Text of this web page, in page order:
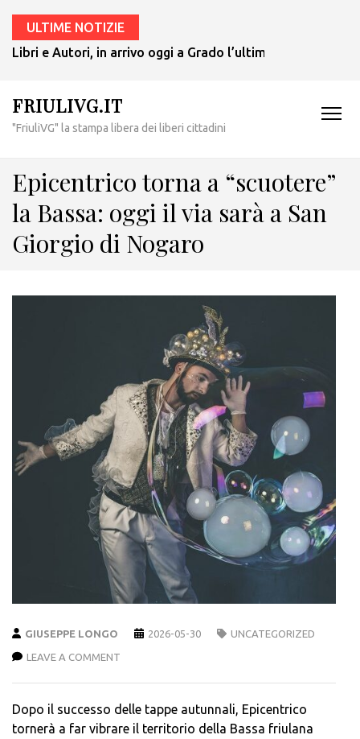
ULTIME NOTIZIE
Libri e Autori, in arrivo oggi a Grado l’ultimo giallo di
FRIULIVG.IT
"FriuliVG" la stampa libera dei liberi cittadini
Epicentrico torna a “scuotere”
la Bassa: oggi il via sarà a San
Giorgio di Nogaro
GIUSEPPE LONGO 2026-05-30 UNCATEGORIZED
LEAVE A COMMENT
Dopo il successo delle tappe autunnali, Epicentrico
tornerà a far vibrare il territorio della Bassa friulana